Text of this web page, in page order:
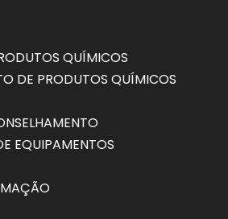
QUÍMICOS
DE PRODUTOS QUÍMICOS
EQUIPAMENTOS